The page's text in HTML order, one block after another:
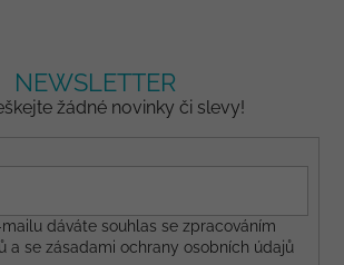
NEWSLETTER
žádné novinky či slevy!
dáváte souhlas se zpracováním
a se zásadami ochrany osobních údajů